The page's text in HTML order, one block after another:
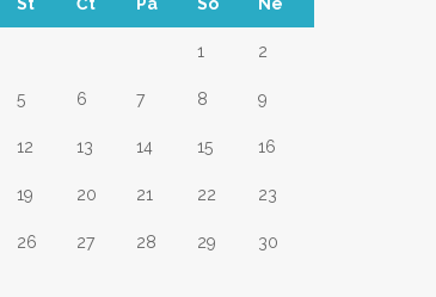
1 2
5 6 7 8 9
12 13 14 15 16
19 20 21 22 23
26 27 28 29 30